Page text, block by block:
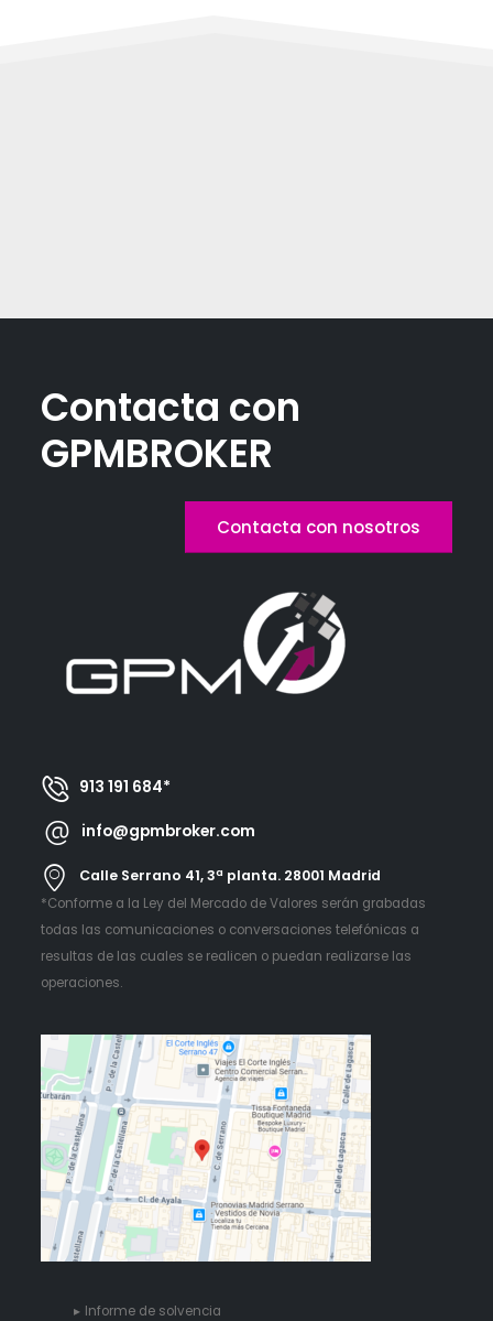
Contacta con
GPMBROKER
Contacta con nosotros
913 191 684*
info@gpmbroker.com
Calle Serrano 41, 3ª planta. 28001 Madrid
*Conforme a la Ley del Mercado de Valores serán grabadas
todas las comunicaciones o conversaciones telefónicas a
resultas de las cuales se realicen o puedan realizarse las
operaciones.
Informe de solvencia